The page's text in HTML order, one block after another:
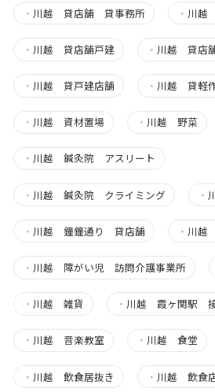
・ 川越 貸店舗 貸事務所 ・ 川越
・ 川越 貸店舗戸建 ・ 川越 貸店
・ 川越 貸戸建店舗 ・ 川越 貸軽
・ 川越 資材置場 ・ 川越 野菜
・ 川越 鍼灸院 アスリート
・ 川越 鍼灸院 クライミング ・
・ 川越 鐘鐘通り 貸店舗 ・ 川越
・ 川越 障がい児 訪問介護事業所
・ 川越 雑貨 ・ 川越 霞ヶ関駅
・ 川越 音楽教室 ・ 川越 食堂
・ 川越 飲食居抜き ・ 川越 飲食